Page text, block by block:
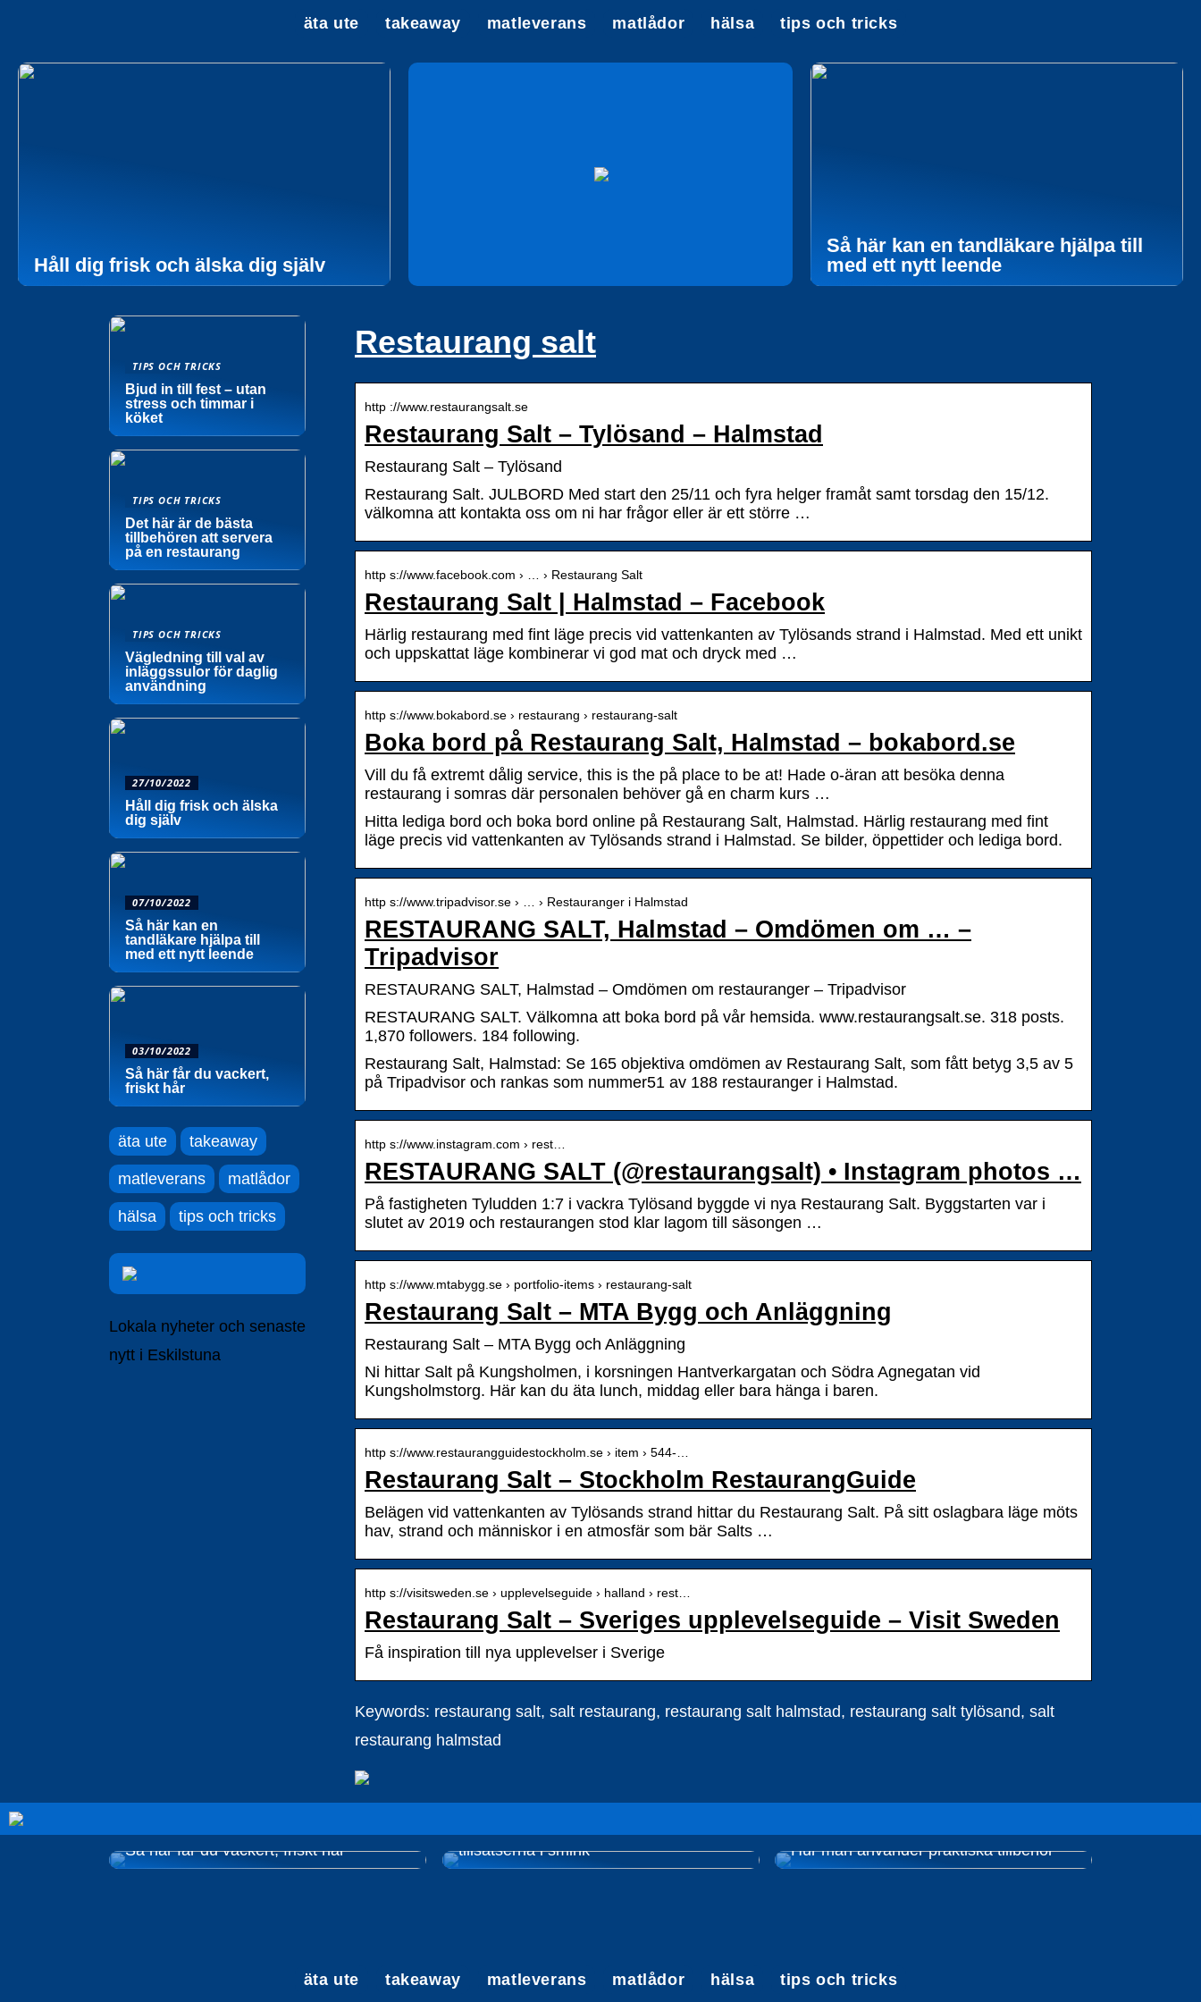
äta ute takeaway matleverans matlådor hälsa tips och tricks
Håll dig frisk och älska dig själv
Så här kan en tandläkare hjälpa till
med ett nytt leende
Restaurang salt
http ://www.restaurangsalt.se
Restaurang Salt – Tylösand – Halmstad
Restaurang Salt – Tylösand
Restaurang Salt. JULBORD Med start den 25/11 och fyra helger framåt samt torsdag den 15/12.
välkomna att kontakta oss om ni har frågor eller är ett större …
http s://www.facebook.com › … › Restaurang Salt
Restaurang Salt | Halmstad – Facebook
Härlig restaurang med fint läge precis vid vattenkanten av Tylösands strand i Halmstad. Med ett unikt
och uppskattat läge kombinerar vi god mat och dryck med …
http s://www.bokabord.se › restaurang › restaurang-salt
Boka bord på Restaurang Salt, Halmstad – bokabord.se
Vill du få extremt dålig service, this is the på place to be at! Hade o-äran att besöka denna
restaurang i somras där personalen behöver gå en charm kurs …
Hitta lediga bord och boka bord online på Restaurang Salt, Halmstad. Härlig restaurang med fint
läge precis vid vattenkanten av Tylösands strand i Halmstad. Se bilder, öppettider och lediga bord.
http s://www.tripadvisor.se › … › Restauranger i Halmstad
RESTAURANG SALT, Halmstad – Omdömen om … –
Tripadvisor
RESTAURANG SALT, Halmstad – Omdömen om restauranger – Tripadvisor
RESTAURANG SALT. Välkomna att boka bord på vår hemsida. www.restaurangsalt.se. 318 posts.
1,870 followers. 184 following.
Restaurang Salt, Halmstad: Se 165 objektiva omdömen av Restaurang Salt, som fått betyg 3,5 av 5
på Tripadvisor och rankas som nummer51 av 188 restauranger i Halmstad.
http s://www.instagram.com › rest…
RESTAURANG SALT (@restaurangsalt) • Instagram photos …
På fastigheten Tyludden 1:7 i vackra Tylösand byggde vi nya Restaurang Salt. Byggstarten var i
slutet av 2019 och restaurangen stod klar lagom till säsongen …
http s://www.mtabygg.se › portfolio-items › restaurang-salt
Restaurang Salt – MTA Bygg och Anläggning
Restaurang Salt – MTA Bygg och Anläggning
Ni hittar Salt på Kungsholmen, i korsningen Hantverkargatan och Södra Agnegatan vid
Kungsholmstorg. Här kan du äta lunch, middag eller bara hänga i baren.
http s://www.restaurangguidestockholm.se › item › 544-…
Restaurang Salt – Stockholm RestaurangGuide
Belägen vid vattenkanten av Tylösands strand hittar du Restaurang Salt. På sitt oslagbara läge möts
hav, strand och människor i en atmosfär som bär Salts …
http s://visitsweden.se › upplevelseguide › halland › rest…
Restaurang Salt – Sveriges upplevelseguide – Visit Sweden
Få inspiration till nya upplevelser i Sverige
Keywords: restaurang salt, salt restaurang, restaurang salt halmstad, restaurang salt tylösand, salt
restaurang halmstad
TIPS OCH TRICKS
Bjud in till fest – utan
stress och timmar i
köket
TIPS OCH TRICKS
Det här är de bästa
tillbehören att servera
på en restaurang
TIPS OCH TRICKS
Vägledning till val av
inläggssulor för daglig
användning
27/10/2022
Håll dig frisk och älska
dig själv
07/10/2022
Så här kan en
tandläkare hjälpa till
med ett nytt leende
03/10/2022
Så här får du vackert,
friskt hår
äta ute takeaway
matleverans matlådor
hälsa tips och tricks
Lokala nyheter och senaste
nytt i Eskilstuna
Så här får du vackert, friskt hår
Naturlig smink – Undvik de skadliga
tillsatserna i smink
Hur man använder praktiska tillbehör
äta ute takeaway matleverans matlådor hälsa tips och tricks